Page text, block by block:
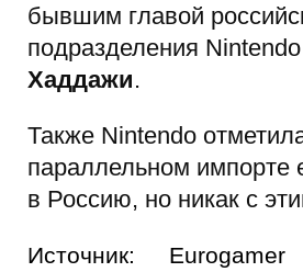
бывшим главой
подразделения Nintendo
Хаддажи.
Также Nintendo
параллельном импорте
в Россию, но никак с
Источник: Eurogamer